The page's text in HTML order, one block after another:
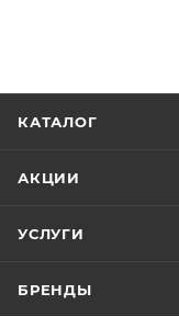
КАТАЛОГ
АКЦИИ
УСЛУГИ
БРЕНДЫ